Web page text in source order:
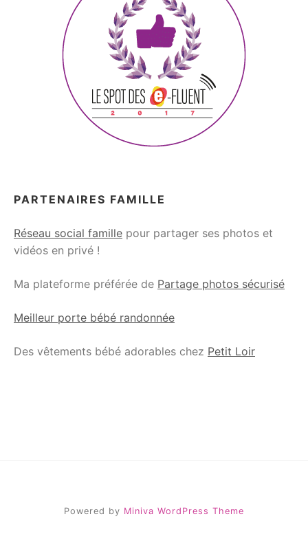
PARTENAIRES FAMILLE
Réseau social famille pour partager ses photos et
vidéos en privé !
Ma plateforme préférée de Partage photos sécurisé
Meilleur porte bébé randonnée
Des vêtements bébé adorables chez Petit Loir
Powered by Miniva WordPress Theme